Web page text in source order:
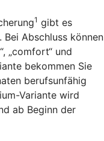
1 gibt es
Bei Abschluss können
„comfort“ und
bekommen Sie
berufsunfähig
Variante wird
ab Beginn der